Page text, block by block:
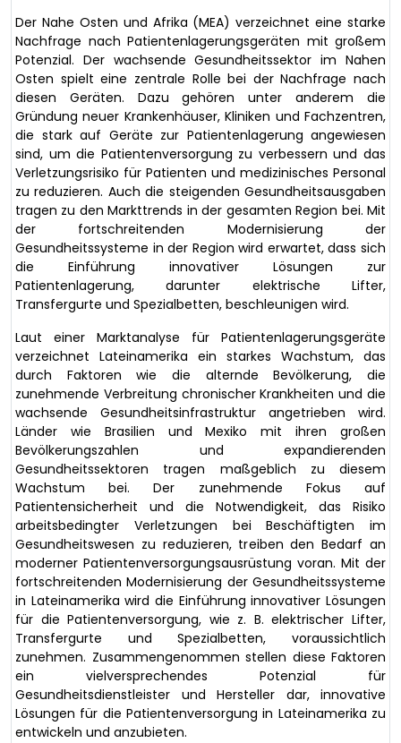
Der Nahe Osten und Afrika (MEA) verzeichnet eine starke
Nachfrage nach Patientenlagerungsgeräten mit großem
Potenzial. Der wachsende Gesundheitssektor im Nahen
Osten spielt eine zentrale Rolle bei der Nachfrage nach
diesen Geräten. Dazu gehören unter anderem die
Gründung neuer Krankenhäuser, Kliniken und Fachzentren,
die stark auf Geräte zur Patientenlagerung angewiesen
sind, um die Patientenversorgung zu verbessern und das
Verletzungsrisiko für Patienten und medizinisches Personal
zu reduzieren. Auch die steigenden Gesundheitsausgaben
tragen zu den Markttrends in der gesamten Region bei. Mit
der fortschreitenden Modernisierung der
Gesundheitssysteme in der Region wird erwartet, dass sich
die Einführung innovativer Lösungen zur
Patientenlagerung, darunter elektrische Lifter,
Transfergurte und Spezialbetten, beschleunigen wird.
Laut einer Marktanalyse für Patientenlagerungsgeräte
verzeichnet Lateinamerika ein starkes Wachstum, das
durch Faktoren wie die alternde Bevölkerung, die
zunehmende Verbreitung chronischer Krankheiten und die
wachsende Gesundheitsinfrastruktur angetrieben wird.
Länder wie Brasilien und Mexiko mit ihren großen
Bevölkerungszahlen und expandierenden
Gesundheitssektoren tragen maßgeblich zu diesem
Wachstum bei. Der zunehmende Fokus auf
Patientensicherheit und die Notwendigkeit, das Risiko
arbeitsbedingter Verletzungen bei Beschäftigten im
Gesundheitswesen zu reduzieren, treiben den Bedarf an
moderner Patientenversorgungsausrüstung voran. Mit der
fortschreitenden Modernisierung der Gesundheitssysteme
in Lateinamerika wird die Einführung innovativer Lösungen
für die Patientenversorgung, wie z. B. elektrischer Lifter,
Transfergurte und Spezialbetten, voraussichtlich
zunehmen. Zusammengenommen stellen diese Faktoren
ein vielversprechendes Potenzial für
Gesundheitsdienstleister und Hersteller dar, innovative
Lösungen für die Patientenversorgung in Lateinamerika zu
entwickeln und anzubieten.